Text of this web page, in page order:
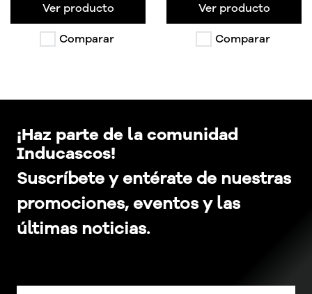
Ver producto
Comparar
Ver producto
Comparar
¡Haz parte de la comunidad
Inducascos!
Suscríbete y entérate de nuestras
promociones, eventos y las
últimas noticias.